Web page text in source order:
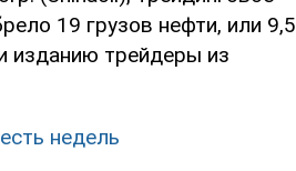
19 грузов нефти, или 9,5
изданию трейдеры из
недель